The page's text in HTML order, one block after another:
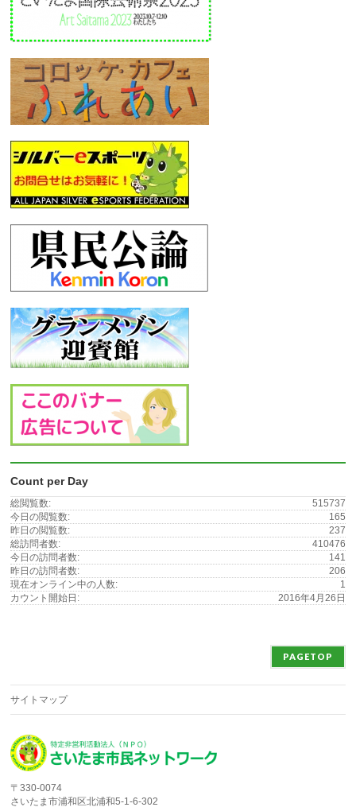
Count per Day
515737
総閲覧数:
165
今日の閲覧数:
237
昨日の閲覧数:
410476
総訪問者数:
141
今日の訪問者数:
206
昨日の訪問者数:
1
現在オンライン中の人数:
2016年4月26日
カウント開始日:
PAGETOP
サイトマップ
〒330-0074
さいたま市浦和区北浦和5-1-6-302